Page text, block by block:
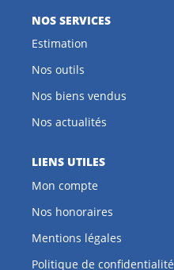
NOS SERVICES
Estimation
Nos outils
Nos biens vendus
Nos actualités
LIENS UTILES
Mon compte
Nos honoraires
Mentions légales
Politique de confidentialité